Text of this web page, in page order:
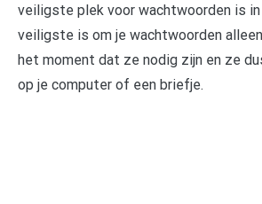
veiligste plek voor wachtwoorden is
veiligste is om je wachtwoorden
het moment dat ze nodig zijn en ze
op je computer of een briefje.